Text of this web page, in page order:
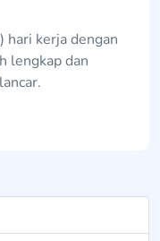
hari kerja dengan
lengkap dan